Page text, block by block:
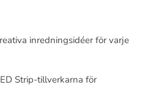
inredningsidéer för varje
Strip-tillverkarna för